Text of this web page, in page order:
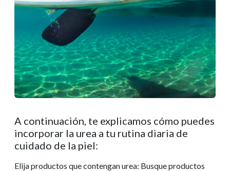
A continuación, te explicamos cómo puedes
incorporar la urea a tu rutina diaria de
cuidado de la piel:
Elija productos que contengan urea: Busque productos